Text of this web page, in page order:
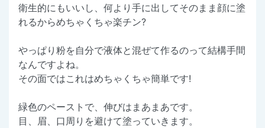
衛生的にもいいし、何より手に出してそのまま顔に塗
れるからめちゃくちゃ楽チン?
やっぱり粉を自分で液体と混ぜて作るのって結構手間
なんですよね。
その面ではこれはめちゃくちゃ簡単です!
緑色のペーストで、伸びはまあまあです。
目、眉、口周りを避けて塗っていきます。